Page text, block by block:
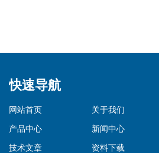
快速导航
网站首页
关于我们
产品中心
新闻中心
技术文章
资料下载